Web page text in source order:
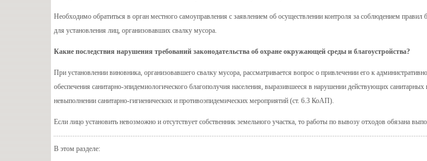
Необходимо обратиться в орган местного самоуправления с заявлением об осуществлении контроля за соблюдением правил
для установления лиц, организовавших свалку мусора.
Какие последствия нарушения требований законодательства об охране окружающей среды и благоустройства?
При установлении виновника, организовавшего свалку мусора, рассматривается вопрос о привлечении его к
обеспечения санитарно-эпидемиологического благополучия населения, выразившееся в нарушении действующих санитарных
невыполнении санитарно-гигиенических и противоэпидемических мероприятий (ст. 6.3 КоАП).
Если лицо установить невозможно и отсутствует собственник земельного участка, то работы по вывозу отходов обязана
В этом разделе: